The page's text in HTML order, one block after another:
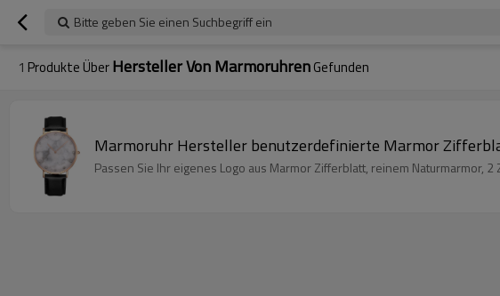
Bitte geben Sie einen Suchbegriff ein
1 Produkte ÜberHersteller Von MarmoruhrenGefunden
Marmoruhr Hersteller benutzerdefinierte Marmor
Passen Sie Ihr eigenes Logo aus Marmor Zifferblatt, reinem Naturmarmor,